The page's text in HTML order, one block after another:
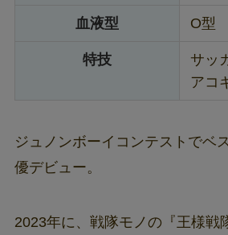
血液型 O型
特技
サッ
アコ
ジュノンボーイコンテストでベ
優デビュー。
2023年に、戦隊モノの『王様戦